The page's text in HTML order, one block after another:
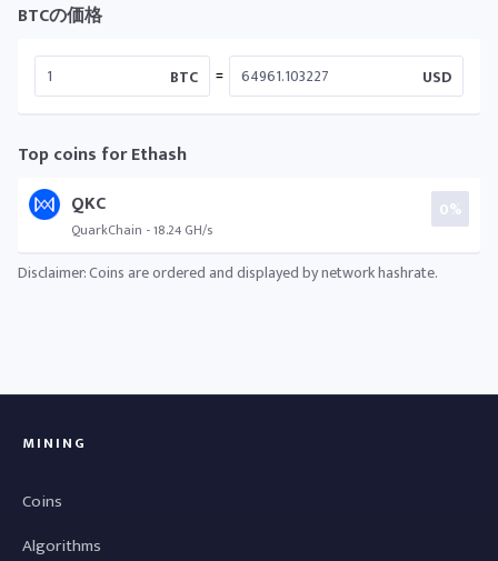
BTCの価格
BTC = USD
Top coins for Ethash
QKC
QuarkChain - 18.24 GH/s
0%
Disclaimer: Coins are ordered and displayed by network hashrate.
MINING
Coins
Algorithms